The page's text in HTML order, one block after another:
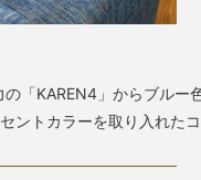
「KAREN4」からブルー
ントカラーを取り入れた